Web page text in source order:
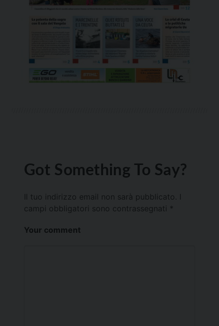
Got Something To Say?
Il tuo indirizzo email non sarà pubblicato.
campi obbligatori sono contrassegnati *
Your comment